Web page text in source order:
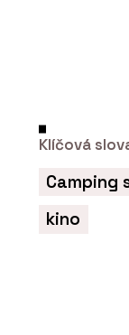
Klíčová
Camping
kino